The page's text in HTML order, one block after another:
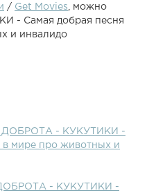
оттого, что
сторонятся и
срочно что-то делать!
что все дети, не
И очень хотят
/ Get Movies , можно
- Самая добрая песня
и инвалидо
ДОБРОТА - КУКУТИКИ -
в мире про животных и
ДОБРОТА - КУКУТИКИ -